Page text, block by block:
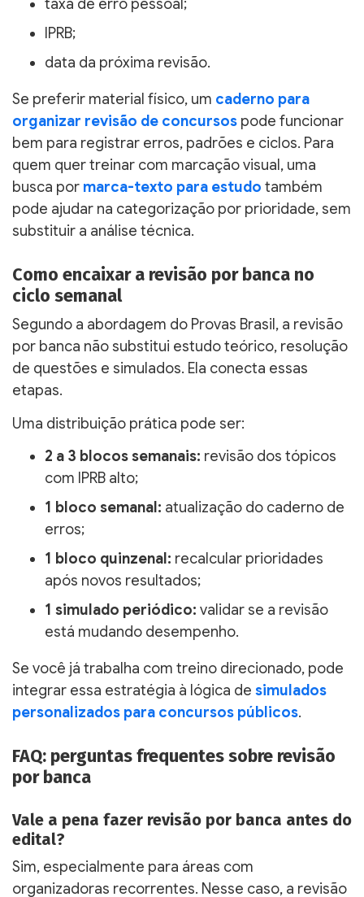
taxa de erro pessoal;
IPRB;
data da próxima revisão.
Se preferir material físico, um caderno para
organizar revisão de concursos pode funcionar
bem para registrar erros, padrões e ciclos. Para
quem quer treinar com marcação visual, uma
busca por marca-texto para estudo também
pode ajudar na categorização por prioridade, sem
substituir a análise técnica.
Como encaixar a revisão por banca no
ciclo semanal
Segundo a abordagem do Provas Brasil, a revisão
por banca não substitui estudo teórico, resolução
de questões e simulados. Ela conecta essas
etapas.
Uma distribuição prática pode ser:
2 a 3 blocos semanais: revisão dos tópicos
com IPRB alto;
1 bloco semanal: atualização do caderno de
erros;
1 bloco quinzenal: recalcular prioridades
após novos resultados;
1 simulado periódico: validar se a revisão
está mudando desempenho.
Se você já trabalha com treino direcionado, pode
integrar essa estratégia à lógica de simulados
personalizados para concursos públicos.
FAQ: perguntas frequentes sobre revisão
por banca
Vale a pena fazer revisão por banca antes do
edital?
Sim, especialmente para áreas com
organizadoras recorrentes. Nesse caso, a revisão